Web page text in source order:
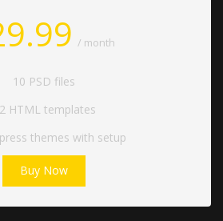
/ month
10 PSD files
HTML templates
themes with setup
Buy Now